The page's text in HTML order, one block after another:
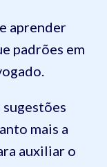
aprender
padrões em
sugestões
mais a
auxiliar o